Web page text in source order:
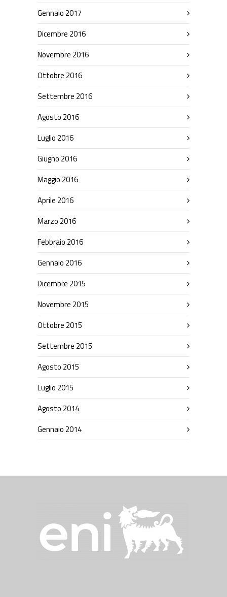
Gennaio 2017
Dicembre 2016
Novembre 2016
Ottobre 2016
Settembre 2016
Agosto 2016
Luglio 2016
Giugno 2016
Maggio 2016
Aprile 2016
Marzo 2016
Febbraio 2016
Gennaio 2016
Dicembre 2015
Novembre 2015
Ottobre 2015
Settembre 2015
Agosto 2015
Luglio 2015
Agosto 2014
Gennaio 2014